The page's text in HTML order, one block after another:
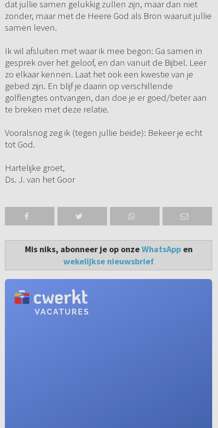
dat jullie samen gelukkig zullen zijn, maar dan niet
zonder, maar met de Heere God als Bron waaruit jullie
samen leven.
Ik wil afsluiten met waar ik mee begon: Ga samen in
gesprek over het geloof, en dan vanuit de Bijbel. Leer
zo elkaar kennen. Laat het ook een kwestie van je
gebed zijn. En blijf je daarin op verschillende
golflengtes ontvangen, dan doe je er goed/beter aan
te breken met deze relatie.
Vooralsnog zeg ik (tegen jullie beide): Bekeer je echt
tot God.
Hartelijke groet,
Ds. J. van het Goor
Mis niks, abonneer je op onzeWhatsAppen
wekelijkse nieuwsbrief